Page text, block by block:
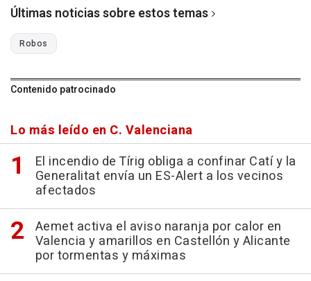
Últimas noticias sobre estos temas
Robos
Contenido patrocinado
Lo más leído en C. Valenciana
El incendio de Tírig obliga a confinar Catí y la
Generalitat envía un ES-Alert a los vecinos
afectados
Aemet activa el aviso naranja por calor en
Valencia y amarillos en Castellón y Alicante
por tormentas y máximas